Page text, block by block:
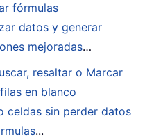
fórmulas
datos y generar
mejoradas…
resaltar o Marcar
en blanco
celdas sin perder datos
...